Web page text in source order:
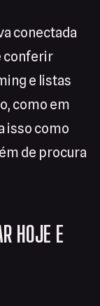
conectada
conferir
e listas
como em
isso como
de procura
HOJE E